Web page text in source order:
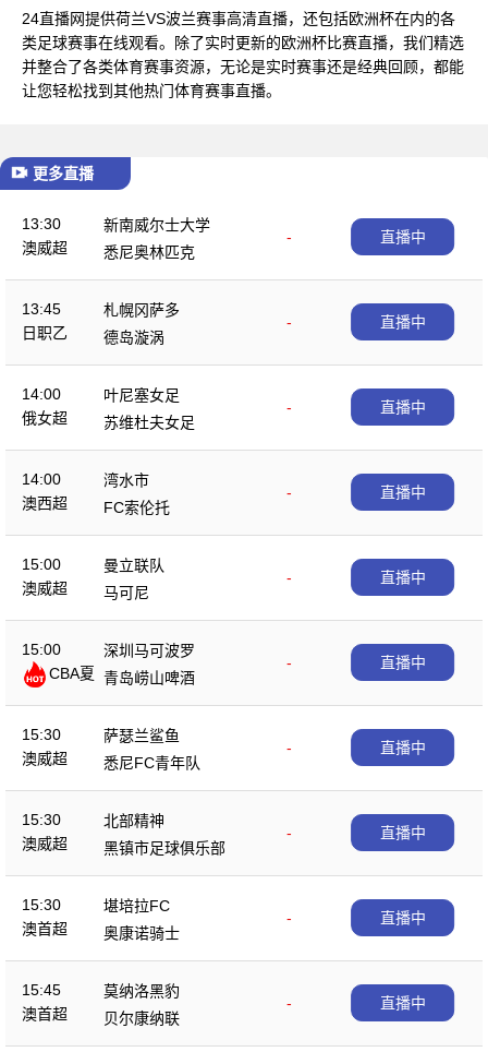
24直播网提供荷兰VS波兰赛事高清直播，还包括欧洲杯在内的各
类足球赛事在线观看。除了实时更新的欧洲杯比赛直播，我们精选
并整合了各类体育赛事资源，无论是实时赛事还是经典回顾，都能
让您轻松找到其他热门体育赛事直播。
更多直播
13:30
澳威超
新南威尔士大学
-
悉尼奥林匹克
直播中
13:45
日职乙
札幌冈萨多
-
德岛漩涡
直播中
14:00
俄女超
叶尼塞女足
-
苏维杜夫女足
直播中
14:00
澳西超
湾水市
-
FC索伦托
直播中
15:00
澳威超
曼立联队
-
马可尼
直播中
15:00
CBA夏
深圳马可波罗
-
青岛崂山啤酒
直播中
15:30
澳威超
萨瑟兰鲨鱼
-
悉尼FC青年队
直播中
15:30
澳威超
北部精神
-
黑镇市足球俱乐部
直播中
15:30
澳首超
堪培拉FC
-
奥康诺骑士
直播中
15:45
澳首超
莫纳洛黑豹
-
贝尔康纳联
直播中